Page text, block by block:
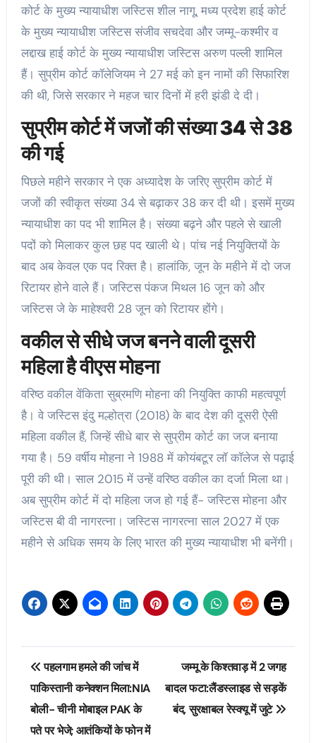
कोर्ट के मुख्य न्यायाधीश जस्टिस शील नागू, मध्य प्रदेश हाई कोर्ट
के मुख्य न्यायाधीश जस्टिस संजीव सचदेवा और जम्मू-कश्मीर व
लद्दाख हाई कोर्ट के मुख्य न्यायाधीश जस्टिस अरुण पल्ली शामिल
हैं। सुप्रीम कोर्ट कॉलेजियम ने 27 मई को इन नामों की सिफारिश
की थी, जिसे सरकार ने महज चार दिनों में हरी झंडी दे दी।
सुप्रीम कोर्ट में जजों की संख्या 34 से 38
की गई
पिछले महीने सरकार ने एक अध्यादेश के जरिए सुप्रीम कोर्ट में
जजों की स्वीकृत संख्या 34 से बढ़ाकर 38 कर दी थी। इसमें मुख्य
न्यायाधीश का पद भी शामिल है। संख्या बढ़ने और पहले से खाली
पदों को मिलाकर कुल छह पद खाली थे। पांच नई नियुक्तियों के
बाद अब केवल एक पद रिक्त है। हालांकि, जून के महीने में दो जज
रिटायर होने वाले हैं। जस्टिस पंकज मिथल 16 जून को और
जस्टिस जे के माहेश्वरी 28 जून को रिटायर होंगे।
वकील से सीधे जज बनने वाली दूसरी
महिला है वीएस मोहना
वरिष्ठ वकील वेंकिता सुब्रमणि मोहना की नियुक्ति काफी महत्वपूर्ण
है। वे जस्टिस इंदु मल्होत्रा (2018) के बाद देश की दूसरी ऐसी
महिला वकील हैं, जिन्हें सीधे बार से सुप्रीम कोर्ट का जज बनाया
गया है। 59 वर्षीय मोहना ने 1988 में कोयंबटूर लॉ कॉलेज से पढ़ाई
पूरी की थी। साल 2015 में उन्हें वरिष्ठ वकील का दर्जा मिला था।
अब सुप्रीम कोर्ट में दो महिला जज हो गई हैं- जस्टिस मोहना और
जस्टिस बी वी नागरत्ना। जस्टिस नागरत्ना साल 2027 में एक
महीने से अधिक समय के लिए भारत की मुख्य न्यायाधीश भी बनेंगी।
Post
navigation
पहलगाम हमले की जांच में
पाकिस्तानी कनेक्शन मिला:NIA
बोली- चीनी मोबाइल PAK के
पते पर भेजे; आतंकियों के फोन में
जम्मू के किश्तवाड़ में 2 जगह
बादल फटा:लैंडस्लाइड से सड़कें
बंद, सुरक्षाबल रेस्क्यू में जुटे